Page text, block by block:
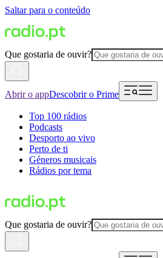
Saltar para o conteúdo
Que gostaria de ouvir?
Abrir o appDescobrir o Prime
Top 100 rádios
Podcasts
Desporto ao vivo
Perto de ti
Géneros musicais
Rádios por tema
Que gostaria de ouvir?